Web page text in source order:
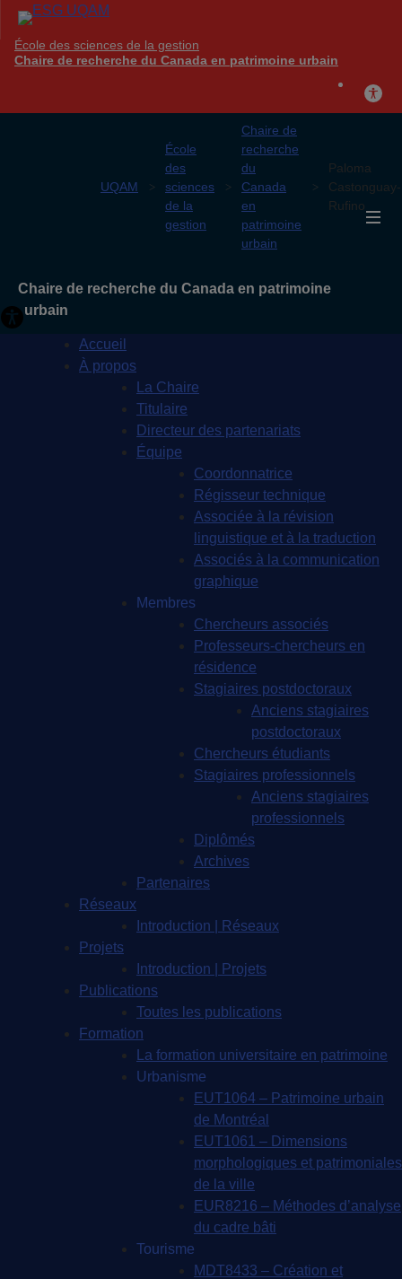
École des sciences de la gestion
Chaire de recherche du Canada en patrimoine urbain
UQAM
École
des
sciences
de la
gestion
Chaire de
recherche
du
Canada
en
patrimoine
urbain
Paloma
Castonguay-
Rufino
Chaire de recherche du Canada en patrimoine
urbain
Accueil
À propos
La Chaire
Titulaire
Directeur des partenariats
Équipe
Coordonnatrice
Régisseur technique
Associée à la révision
linguistique et à la traduction
Associés à la communication
graphique
Membres
Chercheurs associés
Professeurs-chercheurs en
résidence
Stagiaires postdoctoraux
Anciens stagiaires
postdoctoraux
Chercheurs étudiants
Stagiaires professionnels
Anciens stagiaires
professionnels
Diplômés
Archives
Partenaires
Réseaux
Introduction | Réseaux
Projets
Introduction | Projets
Publications
Toutes les publications
Formation
La formation universitaire en patrimoine
Urbanisme
EUT1064 – Patrimoine urbain
de Montréal
EUT1061 – Dimensions
morphologiques et patrimoniales
de la ville
EUR8216 – Méthodes d’analyse
du cadre bâti
Tourisme
MDT8433 – Création et